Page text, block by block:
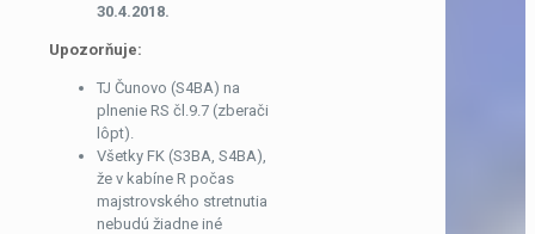
30.4.2018.
Upozorňuje:
TJ Čunovo (S4BA) na
plnenie RS čl.9.7 (zberači
lôpt).
Všetky FK (S3BA, S4BA),
že v kabíne R počas
majstrovského stretnutia
nebudú žiadne iné